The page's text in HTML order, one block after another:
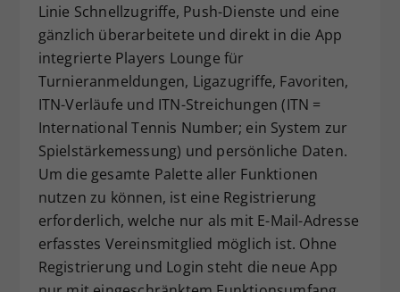
Linie Schnellzugriffe, Push-Dienste und eine
gänzlich überarbeitete und direkt in die App
integrierte Players Lounge für
Turnieranmeldungen, Ligazugriffe, Favoriten,
ITN-Verläufe und ITN-Streichungen (ITN =
International Tennis Number; ein System zur
Spielstärkemessung) und persönliche Daten.
Um die gesamte Palette aller Funktionen
nutzen zu können, ist eine Registrierung
erforderlich, welche nur als mit E-Mail-Adresse
erfasstes Vereinsmitglied möglich ist. Ohne
Registrierung und Login steht die neue App